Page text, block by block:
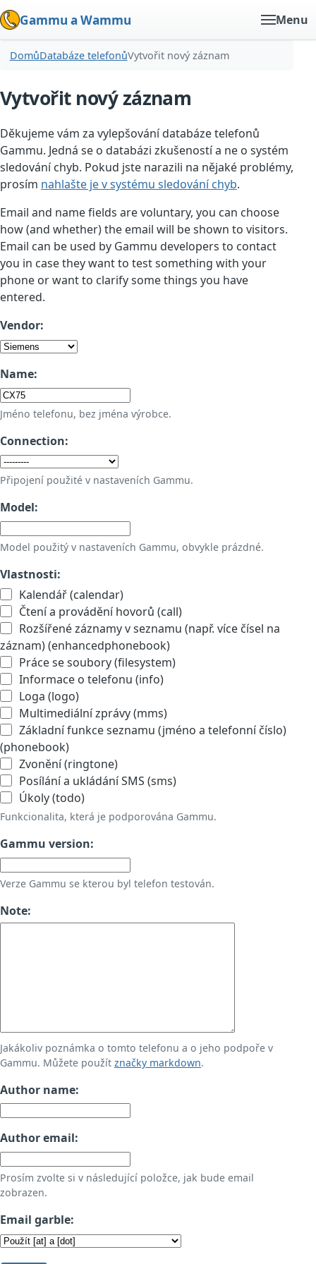
Gammu a Wammu Menu
DomůDatabáze telefonůVytvořit nový záznam
Vytvořit nový záznam
Děkujeme vám za vylepšování databáze telefonů
Gammu. Jedná se o databázi zkušeností a ne o systém
sledování chyb. Pokud jste narazili na nějaké problémy,
prosím nahlašte je v systému sledování chyb.
Email and name fields are voluntary, you can choose
how (and whether) the email will be shown to visitors.
Email can be used by Gammu developers to contact
you in case they want to test something with your
phone or want to clarify some things you have
entered.
Vendor:
Name:
Jméno telefonu, bez jména výrobce.
Connection:
Připojení použité v nastaveních Gammu.
Model:
Model použitý v nastaveních Gammu, obvykle prázdné.
Vlastnosti:
Kalendář (calendar)
Čtení a provádění hovorů (call)
Rozšířené záznamy v seznamu (např. více čísel na
záznam) (enhancedphonebook)
Práce se soubory (filesystem)
Informace o telefonu (info)
Loga (logo)
Multimediální zprávy (mms)
Základní funkce seznamu (jméno a telefonní číslo)
(phonebook)
Zvonění (ringtone)
Posílání a ukládání SMS (sms)
Úkoly (todo)
Funkcionalita, která je podporována Gammu.
Gammu version:
Verze Gammu se kterou byl telefon testován.
Note:
Jakákoliv poznámka o tomto telefonu a o jeho podpoře v
Gammu. Můžete použít značky markdown.
Author name:
Author email:
Prosím zvolte si v následující položce, jak bude email
zobrazen.
Email garble: